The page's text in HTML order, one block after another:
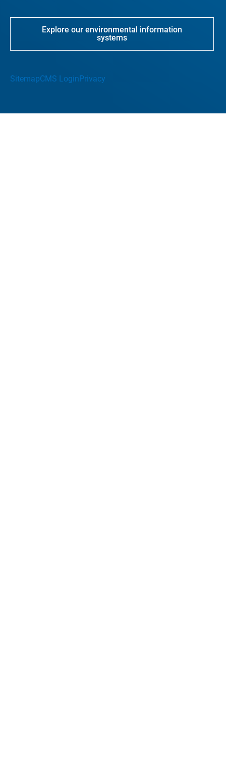
Explore our environmental information
systems
SitemapCMS LoginPrivacy